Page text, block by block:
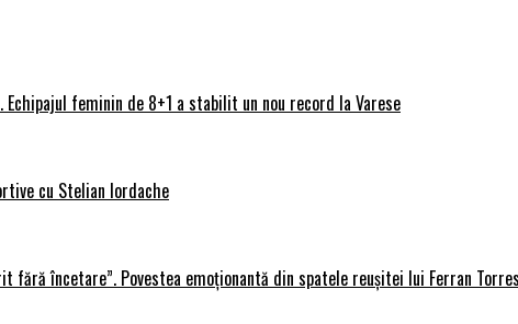
feminin de 8+1 a stabilit un nou record la Varese
cu Stelian Iordache
fără încetare”. Povestea emoționantă din spatele reușitei lui Ferran